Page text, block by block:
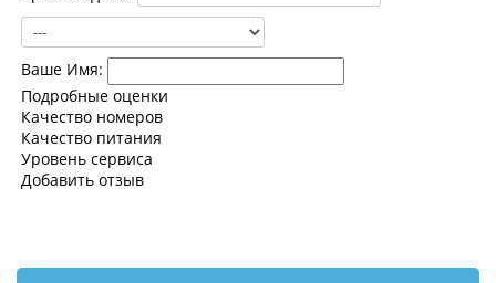
Ваше Имя:
Подробные оценки
Качество номеров
Качество питания
Уровень сервиса
Добавить отзыв